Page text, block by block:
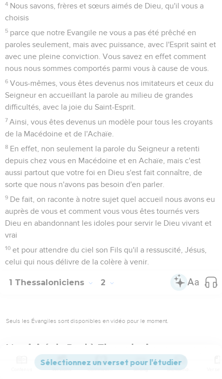
4 Nous savons, frères et sœurs aimés de Dieu, qu'il vous a
choisis
5 parce que notre Evangile ne vous a pas été prêché en
paroles seulement, mais avec puissance, avec l'Esprit saint et
avec une pleine conviction. Vous savez en effet comment
nous nous sommes comportés parmi vous à cause de vous.
6 Vous-mêmes, vous êtes devenus nos imitateurs et ceux du
Seigneur en accueillant la parole au milieu de grandes
difficultés, avec la joie du Saint-Esprit.
7 Ainsi, vous êtes devenus un modèle pour tous les croyants
de la Macédoine et de l'Achaïe.
8 En effet, non seulement la parole du Seigneur a retenti
depuis chez vous en Macédoine et en Achaïe, mais c'est
aussi partout que votre foi en Dieu s'est fait connaître, de
sorte que nous n'avons pas besoin d'en parler.
9 De fait, on raconte à notre sujet quel accueil nous avons eu
auprès de vous et comment vous vous êtes tournés vers
Dieu en abandonnant les idoles pour servir le Dieu vivant et
vrai
10 et pour attendre du ciel son Fils qu'il a ressuscité, Jésus,
celui qui nous délivre de la colère à venir.
1 Thessaloniciens 2
Seuls les Évangiles sont disponibles en vidéo pour le moment.
L'activité de Paul à Thessalonique
Vous savez vous-mêmes, frères et sœurs, que notre arrivée
Versions Commentaires Strong